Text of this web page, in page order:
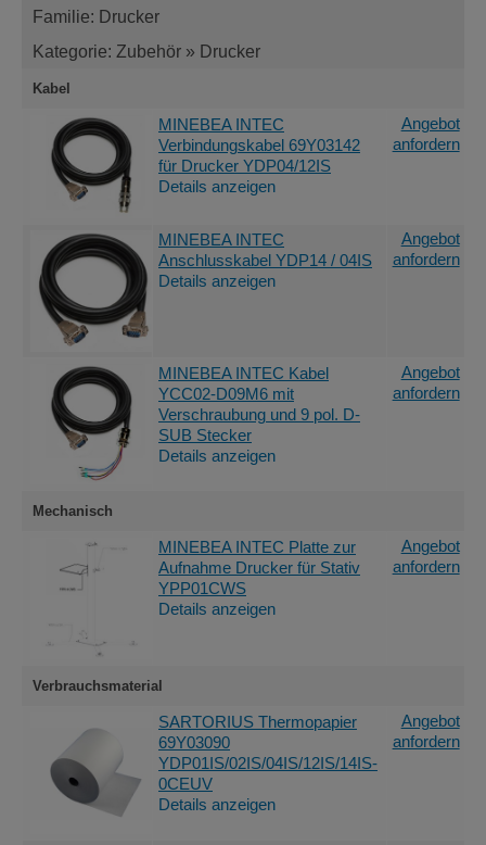
Familie: Drucker
Kategorie: Zubehör » Drucker
Kabel
MINEBEA INTEC
Verbindungskabel 69Y03142
für Drucker YDP04/12IS
Details anzeigen
Angebot
anfordern
MINEBEA INTEC
Anschlusskabel YDP14 / 04IS
Details anzeigen
Angebot
anfordern
MINEBEA INTEC Kabel
YCC02-D09M6 mit
Verschraubung und 9 pol. D-
SUB Stecker
Details anzeigen
Angebot
anfordern
Mechanisch
MINEBEA INTEC Platte zur
Aufnahme Drucker für Stativ
YPP01CWS
Details anzeigen
Angebot
anfordern
Verbrauchsmaterial
SARTORIUS Thermopapier
69Y03090
YDP01IS/02IS/04IS/12IS/14IS-
0CEUV
Details anzeigen
Angebot
anfordern